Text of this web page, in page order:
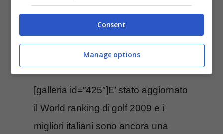
Molinari ben
piazzati
Ottobre 27, 2009
[galleria id=”425″]E’ stato aggiornato
il World ranking di golf 2009 e i
migliori italiani sono ancora una
Consent
Manage options